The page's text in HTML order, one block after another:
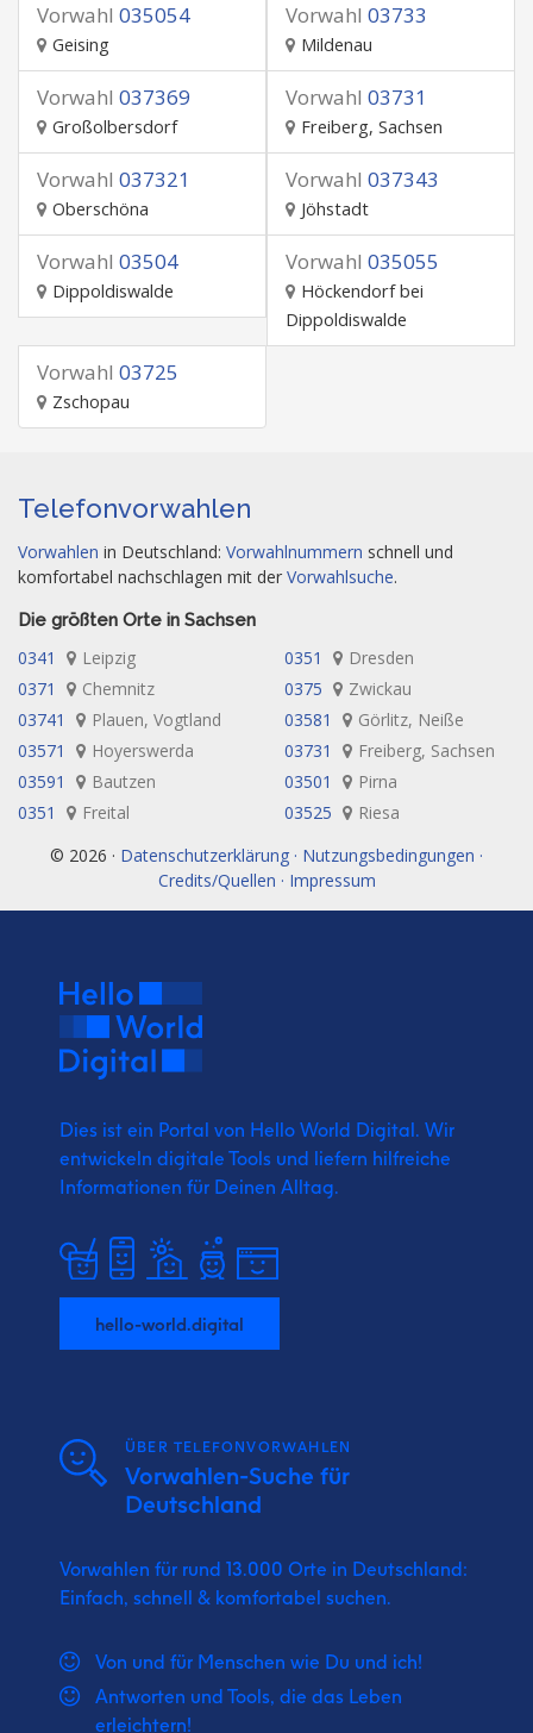
Vorwahl 035054
Geising
Vorwahl 03733
Mildenau
Vorwahl 037369
Großolbersdorf
Vorwahl 03731
Freiberg, Sachsen
Vorwahl 037321
Oberschöna
Vorwahl 037343
Jöhstadt
Vorwahl 03504
Dippoldiswalde
Vorwahl 035055
Höckendorf bei
Dippoldiswalde
Vorwahl 03725
Zschopau
Telefonvorwahlen
Vorwahlen in Deutschland: Vorwahlnummern schnell und
komfortabel nachschlagen mit der Vorwahlsuche.
Die größten Orte in Sachsen
0341 Leipzig 0351
Dresden
0371
Chemnitz 0375
Zwickau
03741
Plauen, Vogtland 03581
Görlitz, Neiße
03571
Hoyerswerda 03731
Freiberg, Sachsen
03591
Bautzen 03501
Pirna
0351
Freital 03525
Riesa
© 2026 · Datenschutzerklärung · Nutzungsbedingungen ·
Credits/Quellen · Impressum
Dies ist ein Portal von Hello World Digital. Wir
entwickeln digitale Tools und liefern hilfreiche
Informationen für Deinen Alltag.
hello-world.digital
ÜBER TELEFONVORWAHLEN
Vorwahlen-Suche für
Deutschland
Vorwahlen für rund 13.000 Orte in Deutschland:
Einfach, schnell & komfortabel suchen.
Von und für Menschen wie Du und ich!
Antworten und Tools, die das Leben
erleichtern!